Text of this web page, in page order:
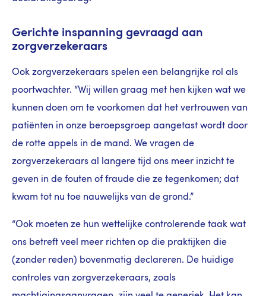
Gerichte inspanning gevraagd aan
zorgverzekeraars
Ook zorgverzekeraars spelen een belangrijke rol als
poortwachter. “Wij willen graag met hen kijken wat we
kunnen doen om te voorkomen dat het vertrouwen van
patiënten in onze beroepsgroep aangetast wordt door
de rotte appels in de mand. We vragen de
zorgverzekeraars al langere tijd ons meer inzicht te
geven in de fouten of fraude die ze tegenkomen; dat
kwam tot nu toe nauwelijks van de grond.”
“Ook moeten ze hun wettelijke controlerende taak wat
ons betreft veel meer richten op die praktijken die
(zonder reden) bovenmatig declareren. De huidige
controles van zorgverzekeraars, zoals